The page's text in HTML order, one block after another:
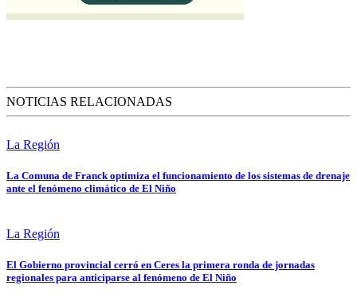
NOTICIAS RELACIONADAS
La Región
La Comuna de Franck optimiza el funcionamiento de los sistemas de drenaje
ante el fenómeno climático de El Niño
La Región
El Gobierno provincial cerró en Ceres la primera ronda de jornadas
regionales para anticiparse al fenómeno de El Niño